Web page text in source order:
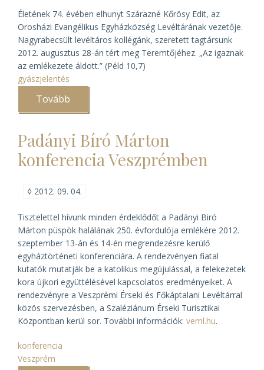
Életének 74. évében elhunyt Szárazné Kőrösy Edit, az
Orosházi Evangélikus Egyházközség Levéltárának vezetője.
Nagyrabecsült levéltáros kollégánk, szeretett tagtársunk
2012. augusztus 28-án tért meg Teremtőjéhez. „Az igaznak
az emlékezete áldott.” (Péld 10,7)
gyászjelentés
Tovább
Kőrösy
Padányi Bíró Márton
konferencia Veszprémben
◊ 2012. 09. 04.
Tisztelettel hívunk minden érdeklődőt a Padányi Biró
Márton püspök halálának 250. évfordulója emlékére 2012.
szeptember 13-án és 14-én megrendezésre kerülő
egyháztörténeti konferenciára. A rendezvényen fiatal
kutatók mutatják be a katolikus megújulással, a felekezetek
kora újkori együttélésével kapcsolatos eredményeiket. A
rendezvényre a Veszprémi Érseki és Főkáptalani Levéltárral
közös szervezésben, a Szaléziánum Érseki Turisztikai
Központban kerül sor. További információk: veml.hu.
konferencia
Veszprém